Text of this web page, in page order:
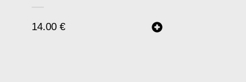
14.00 €